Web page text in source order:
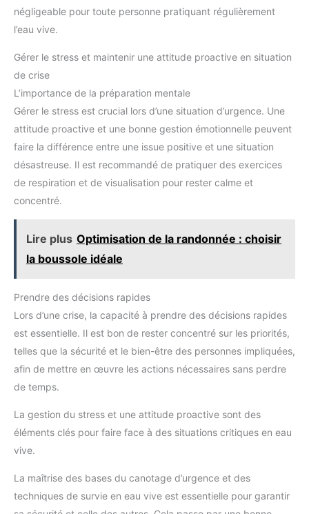
négligeable pour toute personne pratiquant régulièrement
l’eau vive.
Gérer le stress et maintenir une attitude proactive en situation
de crise
L’importance de la préparation mentale
Gérer le stress est crucial lors d’une situation d’urgence. Une
attitude proactive et une bonne gestion émotionnelle peuvent
faire la différence entre une issue positive et une situation
désastreuse. Il est recommandé de pratiquer des exercices
de respiration et de visualisation pour rester calme et
concentré.
Lire plus Optimisation de la randonnée : choisir
la boussole idéale
Prendre des décisions rapides
Lors d’une crise, la capacité à prendre des décisions rapides
est essentielle. Il est bon de rester concentré sur les priorités,
telles que la sécurité et le bien-être des personnes impliquées,
afin de mettre en œuvre les actions nécessaires sans perdre
de temps.
La gestion du stress et une attitude proactive sont des
éléments clés pour faire face à des situations critiques en eau
vive.
La maîtrise des bases du canotage d’urgence et des
techniques de survie en eau vive est essentielle pour garantir